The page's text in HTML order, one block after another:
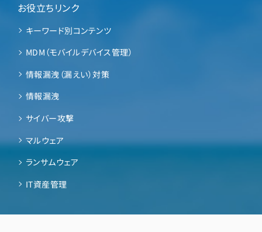
お役立ちリンク
キーワード別コンテンツ
MDM（モバイルデバイス管理）
情報漏洩（漏えい）対策
情報漏洩
サイバー攻撃
マルウェア
ランサムウェア
IT資産管理